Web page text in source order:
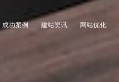
成功案例 建站资讯 网站优化